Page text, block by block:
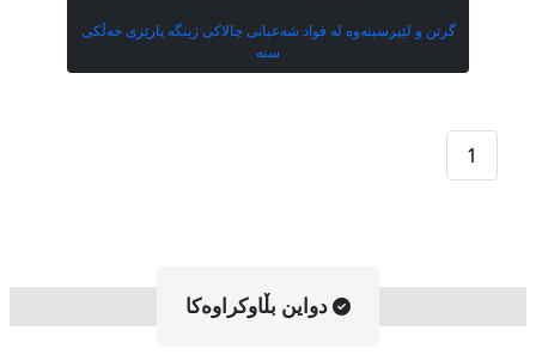
گرتن و لێپرسینەوه لە فواد شەعبانی چالاکی ژینگە پارێزی خەڵکی
سنە
1
دواین بڵاوکراوه‌کا